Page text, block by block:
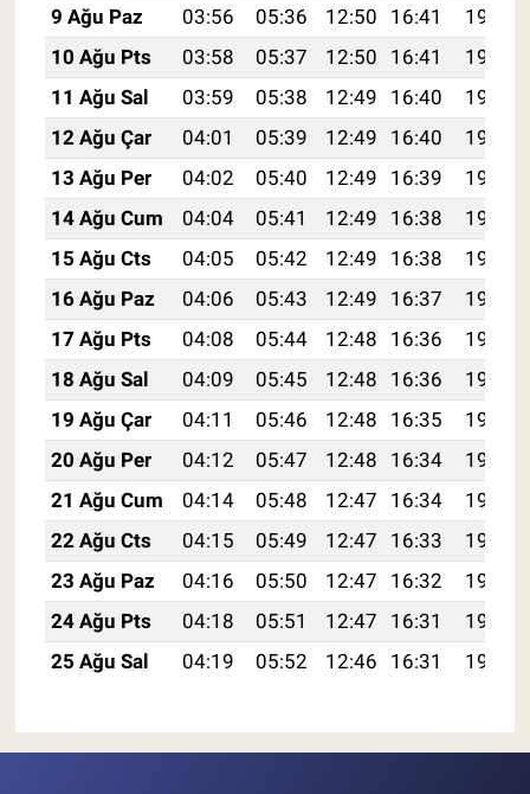
9 Ağu Paz
03:56 05:36 12:50 16:41
19:54
10 Ağu Pts
03:58 05:37 12:50 16:41
19:52
11 Ağu Sal
03:59 05:38 12:49 16:40
19:51
12 Ağu Çar
04:01 05:39 12:49 16:40
19:50
13 Ağu Per
04:02 05:40 12:49 16:39
19:48
14 Ağu Cum
04:04 05:41 12:49 16:38
19:47
15 Ağu Cts
04:05 05:42 12:49 16:38
19:46
16 Ağu Paz
04:06 05:43 12:49 16:37
19:44
17 Ağu Pts
04:08 05:44 12:48 16:36
19:43
18 Ağu Sal
04:09 05:45 12:48 16:36
19:41
19 Ağu Çar
04:11 05:46 12:48 16:35
19:40
20 Ağu Per
04:12 05:47 12:48 16:34
19:39
21 Ağu Cum
04:14 05:48 12:47 16:34
19:37
22 Ağu Cts
04:15 05:49 12:47 16:33
19:36
23 Ağu Paz
04:16 05:50 12:47 16:32
19:34
24 Ağu Pts
04:18 05:51 12:47 16:31
19:33
25 Ağu Sal
04:19 05:52 12:46 16:31 19:31